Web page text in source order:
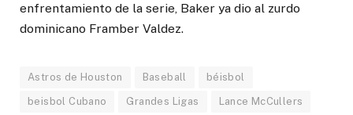
enfrentamiento de la serie, Baker ya dio al zurdo
dominicano Framber Valdez.
Astros de Houston Baseball béisbol
beisbol Cubano Grandes Ligas Lance McCullers